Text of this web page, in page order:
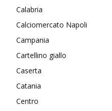
Calabria
Calciomercato Napoli
Campania
Cartellino giallo
Caserta
Catania
Centro